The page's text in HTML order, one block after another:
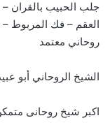
جلب الحبيب بالقران
العقم – فك
روحاني معتمد
الشيخ الروحاني أبو
اكبر شيخ روحانى